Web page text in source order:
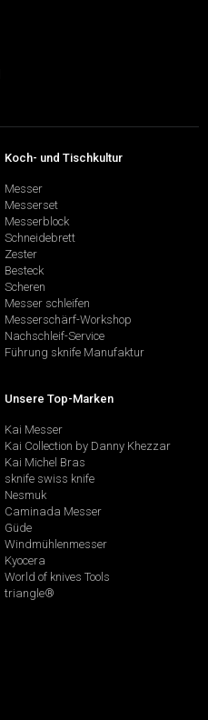
Koch- und Tischkultur
Messer
Messerset
Messerblock
Schneidebrett
Zester
Besteck
Scheren
Messer schleifen
Messerschärf-Workshop
Nachschleif-Service
Führung sknife Manufaktur
Unsere Top-Marken
Kai Messer
Kai Collection by Danny Khezzar
Kai Michel Bras
sknife swiss knife
Nesmuk
Caminada Messer
Güde
Windmühlenmesser
Kyocera
World of knives Tools
triangle®